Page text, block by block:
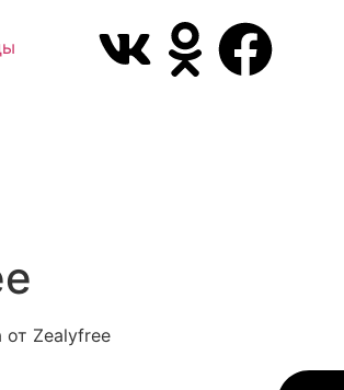
от Zealyfree